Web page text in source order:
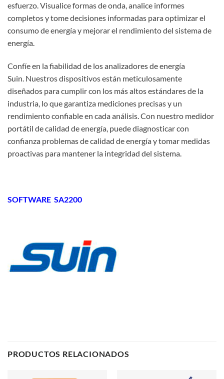
esfuerzo. Visualice formas de onda, analice informes
completos y tome decisiones informadas para optimizar el
consumo de energía y mejorar el rendimiento del sistema de
energía.
Confíe en la fiabilidad de los analizadores de energía
Suin. Nuestros dispositivos están meticulosamente
diseñados para cumplir con los más altos estándares de la
industria, lo que garantiza mediciones precisas y un
rendimiento confiable en cada análisis. Con nuestro medidor
portátil de calidad de energía, puede diagnosticar con
confianza problemas de calidad de energía y tomar medidas
proactivas para mantener la integridad del sistema.
SOFTWARE SA2200
PRODUCTOS RELACIONADOS